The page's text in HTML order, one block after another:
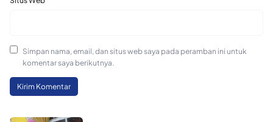
Simpan nama, email, dan situs web saya pada peramban ini untuk
komentar saya berikutnya.